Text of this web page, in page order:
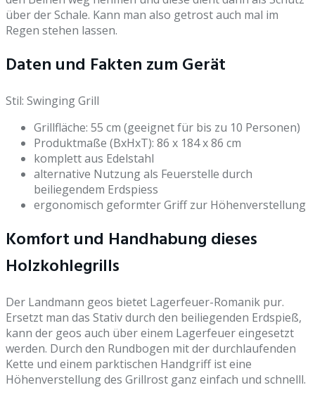
über der Schale. Kann man also getrost auch mal im
Regen stehen lassen.
Daten und Fakten zum Gerät
Stil: Swinging Grill
Grillfläche: 55 cm (geeignet für bis zu 10 Personen)
Produktmaße (BxHxT): 86 x 184 x 86 cm
komplett aus Edelstahl
alternative Nutzung als Feuerstelle durch
beiliegendem Erdspiess
ergonomisch geformter Griff zur Höhenverstellung
Komfort und Handhabung dieses
Holzkohlegrills
Der Landmann geos bietet Lagerfeuer-Romanik pur.
Ersetzt man das Stativ durch den beiliegenden Erdspieß,
kann der geos auch über einem Lagerfeuer eingesetzt
werden. Durch den Rundbogen mit der durchlaufenden
Kette und einem parktischen Handgriff ist eine
Höhenverstellung des Grillrost ganz einfach und schnelll.